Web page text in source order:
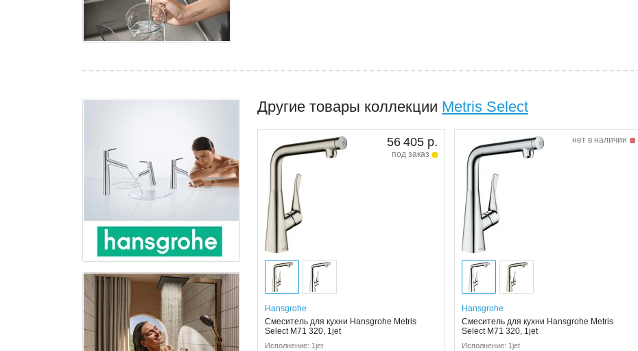
Другие товары коллекции Metris Select
56 405 р.
под заказ
Hansgrohe
Смеситель для кухни Hansgrohe Metris
Select M71 320, 1jet
Исполнение: 1jet
нет в наличии
Hansgrohe
Смеситель для кухни Hansgrohe Metris
Select M71 320, 1jet
Исполнение: 1jet